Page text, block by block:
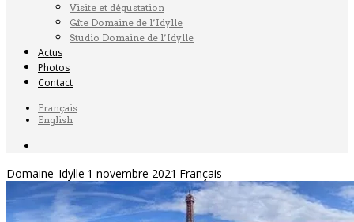
Visite et dégustation
Gîte Domaine de l’Idylle
Studio Domaine de l’Idylle
Actus
Photos
Contact
Français
English
Domaine_Idylle 1 novembre 2021 Français